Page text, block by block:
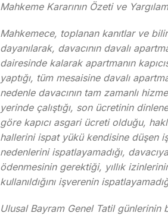
Mahkeme Kararının Özeti ve
Mahkemece, toplanan kanıtlar ve
dayanılarak, davacının davalı
dairesinde kalarak apartmanın
yaptığı, tüm mesaisine davalı
nedenle davacının tam zamanlı
yerinde çalıştığı, son ücretinin
göre kapıcı asgari ücreti olduğu,
hallerini ispat yükü kendisine düşen
nedenlerini ispatlayamadığı,
ödenmesinin gerektiği, yıllık
kullanıldığını işverenin
Ulusal Bayram Genel Tatil günlerinin